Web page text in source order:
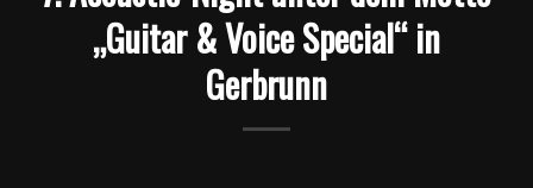
„Guitar & Voice Special“ in
Gerbrunn